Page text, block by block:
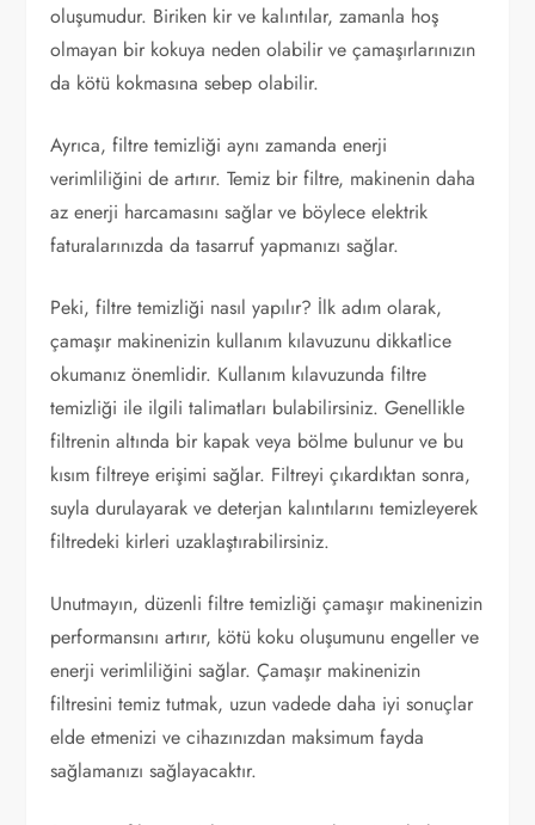
oluşumudur. Biriken kir ve kalıntılar, zamanla hoş
olmayan bir kokuya neden olabilir ve çamaşırlarınızın
da kötü kokmasına sebep olabilir.
Ayrıca, filtre temizliği aynı zamanda enerji
verimliliğini de artırır. Temiz bir filtre, makinenin daha
az enerji harcamasını sağlar ve böylece elektrik
faturalarınızda da tasarruf yapmanızı sağlar.
Peki, filtre temizliği nasıl yapılır? İlk adım olarak,
çamaşır makinenizin kullanım kılavuzunu dikkatlice
okumanız önemlidir. Kullanım kılavuzunda filtre
temizliği ile ilgili talimatları bulabilirsiniz. Genellikle
filtrenin altında bir kapak veya bölme bulunur ve bu
kısım filtreye erişimi sağlar. Filtreyi çıkardıktan sonra,
suyla durulayarak ve deterjan kalıntılarını temizleyerek
filtredeki kirleri uzaklaştırabilirsiniz.
Unutmayın, düzenli filtre temizliği çamaşır makinenizin
performansını artırır, kötü koku oluşumunu engeller ve
enerji verimliliğini sağlar. Çamaşır makinenizin
filtresini temiz tutmak, uzun vadede daha iyi sonuçlar
elde etmenizi ve cihazınızdan maksimum fayda
sağlamanızı sağlayacaktır.